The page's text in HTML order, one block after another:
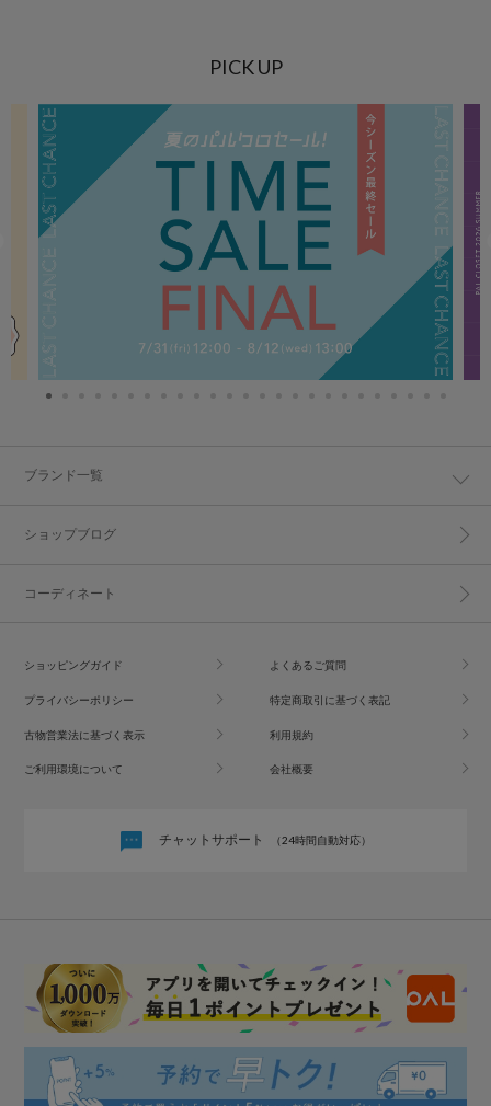
PICK UP
ブランド一覧
ショップブログ
コーディネート
ショッピングガイド よくあるご質問
プライバシーポリシー 特定商取引に基づく表記
古物営業法に基づく表示 利用規約
ご利用環境について 会社概要
チャットサポート （24時間自動対応）